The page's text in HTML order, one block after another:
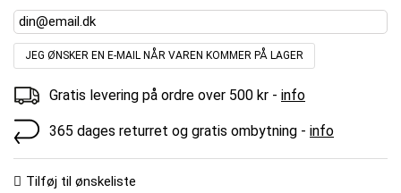
JEG ØNSKER EN E-MAIL NÅR VAREN KOMMER PÅ LAGER
Gratis levering på ordre over 500 kr - info
365 dages returret og gratis ombytning - info
Tilføj til ønskeliste